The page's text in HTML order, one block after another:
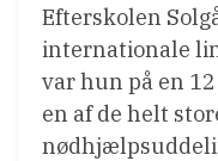
Efterskolen
internationale
var hun på en
en af de helt